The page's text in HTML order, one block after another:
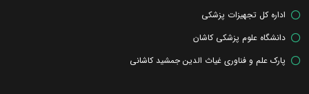
اداره کل تجهیزات پزشکی
دانشگاه علوم پزشکی کاشان
پارک علم و فناوری غیاث الدین جمشید کاشانی